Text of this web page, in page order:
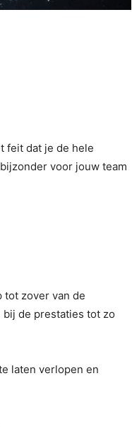
feit dat je de hele
voor jouw team
tot zover van de
bij de prestaties tot zo
laten verlopen en